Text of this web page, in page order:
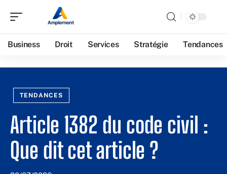
Business Droit Services Stratégie Tendances
TENDANCES
Article 1382 du code civil :
Que dit cet article ?